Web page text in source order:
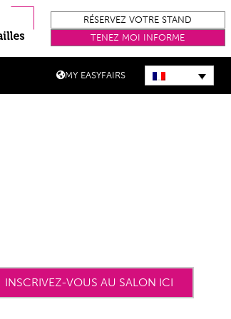
RÉSERVEZ VOTRE STAND
TENEZ MOI INFORME
MY EASYFAIRS
INSCRIVEZ-VOUS AU SALON ICI